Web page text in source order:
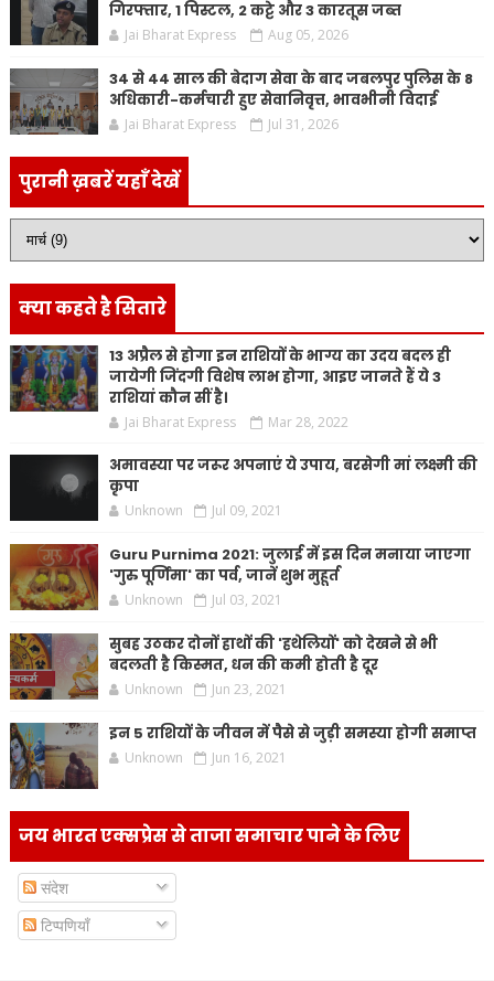
गिरफ्तार, 1 पिस्टल, 2 कट्टे और 3 कारतूस जब्त
Jai Bharat Express Aug 05, 2026
34 से 44 साल की बेदाग सेवा के बाद जबलपुर पुलिस के 8
अधिकारी-कर्मचारी हुए सेवानिवृत्त, भावभीनी विदाई
Jai Bharat Express Jul 31, 2026
पुरानी ख़बरें यहाँ देखें
क्या कहते है सितारे
13 अप्रैल से होगा इन राशियों के भाग्य का उदय बदल ही
जायेगी जिंदगी विशेष लाभ होगा, आइए जानते हैं ये 3
राशियां कौन सीं है।
Jai Bharat Express Mar 28, 2022
अमावस्या पर जरूर अपनाएं ये उपाय, बरसेगी मां लक्ष्मी की
कृपा
Unknown Jul 09, 2021
Guru Purnima 2021: जुलाई में इस दिन मनाया जाएगा
'गुरु पूर्णिमा' का पर्व, जानें शुभ मुहूर्त
Unknown Jul 03, 2021
सुबह उठकर दोनों हाथों की 'हथेलियों' को देखने से भी
बदलती है किस्मत, धन की कमी होती है दूर
Unknown Jun 23, 2021
इन 5 राशियों के जीवन में पैसे से जुड़ी समस्या होगी समाप्त
Unknown Jun 16, 2021
जय भारत एक्सप्रेस से ताजा समाचार पाने के लिए
संदेश
टिप्पणियाँ